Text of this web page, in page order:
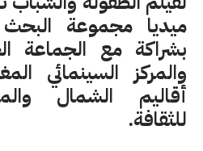
ميديا مجموعة
بشراكة مع الجماعة
والمركز السينمائي
أقاليم الشمال
للثقافة.